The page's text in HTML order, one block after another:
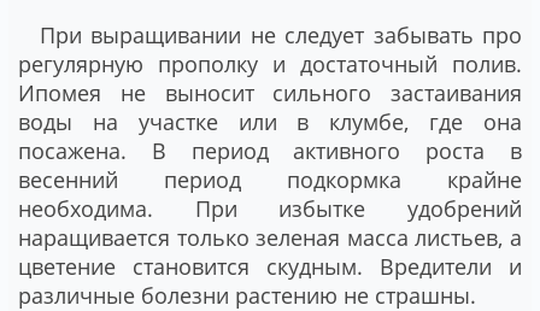
При выращивании не следует забывать про
регулярную прополку и достаточный полив.
Ипомея не выносит сильного застаивания
воды на участке или в клумбе, где она
посажена. В период активного роста в
весенний период подкормка крайне
необходима. При избытке удобрений
наращивается только зеленая масса листьев, а
цветение становится скудным. Вредители и
различные болезни растению не страшны.